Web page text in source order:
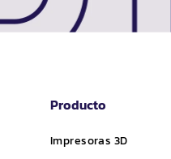
Producto
Impresoras 3D